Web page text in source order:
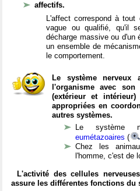
affectifs.
L'affect correspond à
vague ou qualifié, qu'il
décharge massive ou d'un
un ensemble de
le comportement.
Le système nerveux
l'organisme avec
(extérieur et
appropriées en
autres systèmes.
Le système
eumétazoaires (
Chez les
l'homme, c'est de
L'activité des cellules
assure les différentes fonctions du